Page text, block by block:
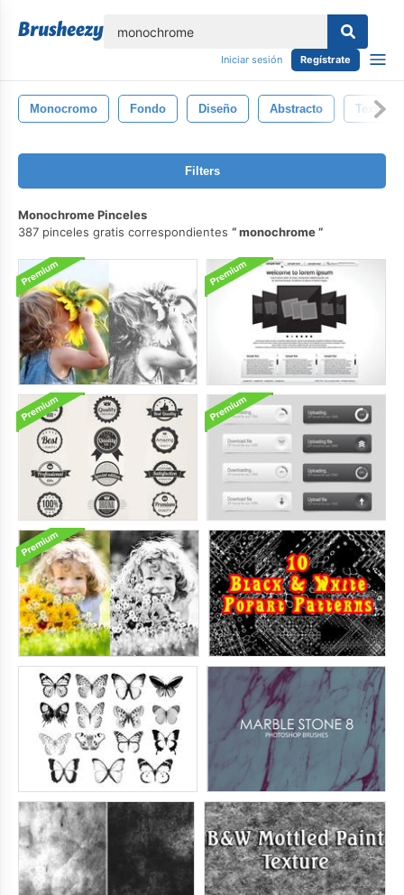
Iniciar sesión Regístrate
Monocromo Fondo Diseño Abstracto Textura
Filters
Monochrome Pinceles
387 pinceles gratis correspondientes
monochrome